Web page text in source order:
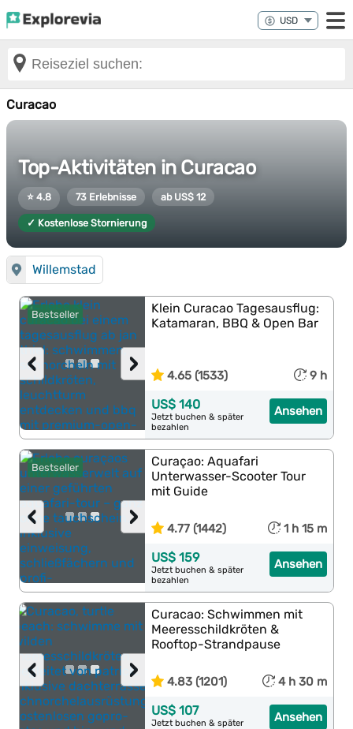
Curacao
Top-Aktivitäten in Curacao
⭐ 4.8 73 Erlebnisse ab US$ 12
✓ Kostenlose Stornierung
Willemstad
Bestseller
›
‹
Klein Curacao Tagesausflug:
Katamaran, BBQ & Open Bar
4.65 (1533) 9 h
Ansehen
US$ 140
Jetzt buchen & später
bezahlen
Bestseller
›
‹
Curaçao: Aquafari
Unterwasser-Scooter Tour
mit Guide
4.77 (1442) 1 h 15 m
Ansehen
US$ 159
Jetzt buchen & später
bezahlen
›
‹
Curacao: Schwimmen mit
Meeresschildkröten &
Rooftop-Strandpause
4.83 (1201) 4 h 30 m
Ansehen
US$ 107
Jetzt buchen & später